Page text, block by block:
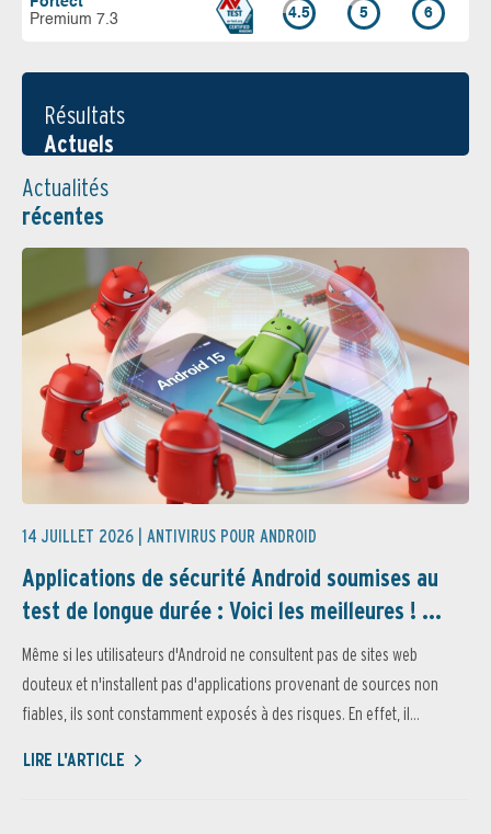
Premium 7.3
4.5 5 6
Résultats
Actuels
Actualités
récentes
14 JUILLET 2026 | ANTIVIRUS POUR ANDROID
Applications de sécurité Android soumises au
test de longue durée : Voici les meilleures ! ...
Même si les utilisateurs d'Android ne consultent pas de sites web
douteux et n'installent pas d'applications provenant de sources non
fiables, ils sont constamment exposés à des risques. En effet, il...
LIRE L'ARTICLE